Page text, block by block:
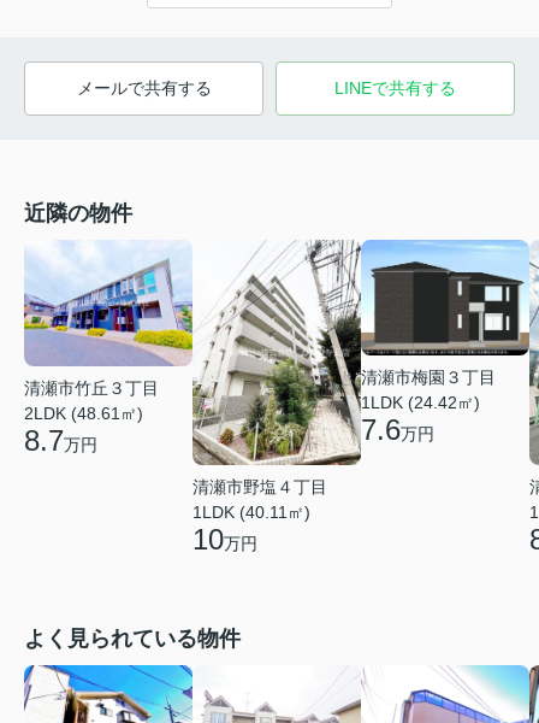
メールで共有する LINEで共有する
近隣の物件
清瀬市竹丘３丁目
2LDK (48.61㎡)
8.7万円
清瀬市野塩４丁目
1LDK (40.11㎡)
10万円
清瀬市梅園３丁目
1LDK (24.42㎡)
7.6万円
よく見られている物件